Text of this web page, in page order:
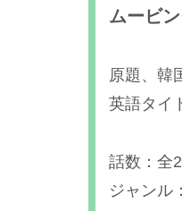
ムービ
原題、韓
英語タイ
話数：全
ジャンル